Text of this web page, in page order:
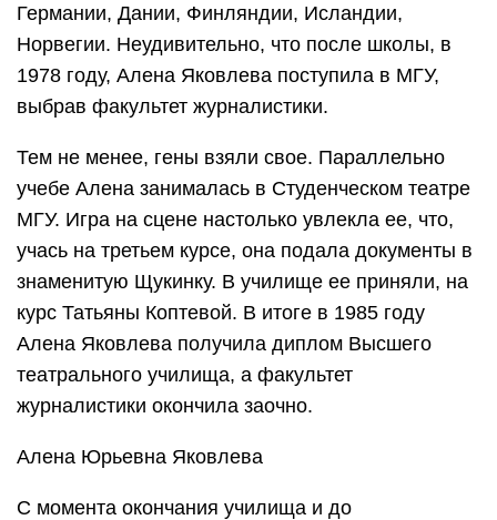
Германии, Дании, Финляндии, Исландии,
Норвегии. Неудивительно, что после школы, в
1978 году, Алена Яковлева поступила в МГУ,
выбрав факультет журналистики.
Тем не менее, гены взяли свое. Параллельно
учебе Алена занималась в Студенческом театре
МГУ. Игра на сцене настолько увлекла ее, что,
учась на третьем курсе, она подала документы в
знаменитую Щукинку. В училище ее приняли, на
курс Татьяны Коптевой. В итоге в 1985 году
Алена Яковлева получила диплом Высшего
театрального училища, а факультет
журналистики окончила заочно.
Алена Юрьевна Яковлева
С момента окончания училища и до